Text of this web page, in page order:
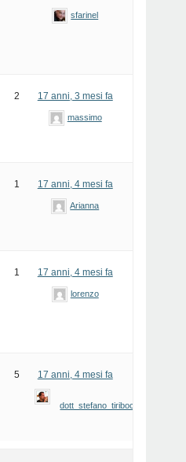
sfarinel
2 17 anni, 3 mesi fa
massimo
1 17 anni, 4 mesi fa
Arianna
1 17 anni, 4 mesi fa
lorenzo
5 17 anni, 4 mesi fa
dott_stefano_tiribocchi